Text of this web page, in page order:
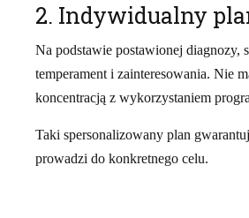
2. Indywidualny
Na podstawie postawionej diagnozy,
temperament i zainteresowania. Nie
koncentracją z wykorzystaniem
Taki spersonalizowany plan
prowadzi do konkretnego celu.